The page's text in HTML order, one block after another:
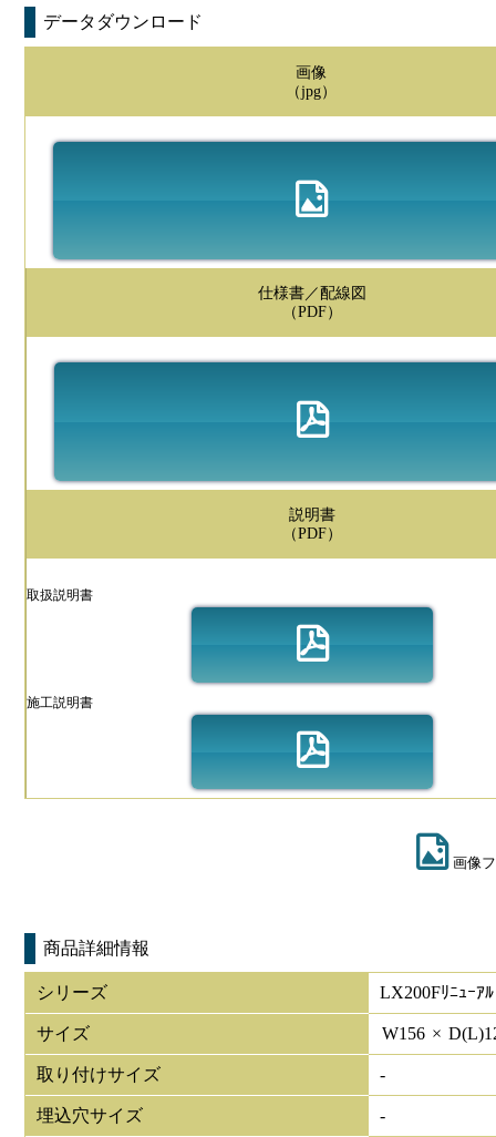
データダウンロード
画像
（jpg）
仕様書／配線図
（PDF）
説明書
（PDF）
取扱説明書
施工説明書
画像
商品詳細情報
シリーズ LX200Fﾘﾆｭｰｱﾙ
サイズ W156 × D(L)
取り付けサイズ -
埋込穴サイズ -